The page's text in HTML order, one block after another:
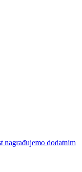
dodatnim